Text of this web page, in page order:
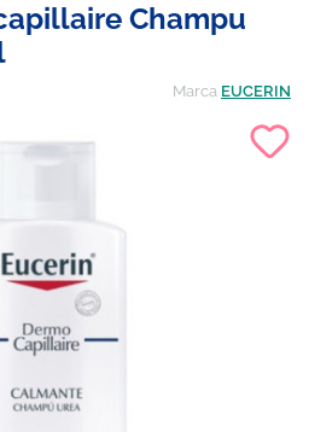
Champu
Marca EUCERIN